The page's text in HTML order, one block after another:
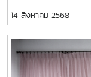
บุคลากรมหาวิทยาลั
ทรัพย์สินและกิจการ
โอกาสนี้ รองศาสต
มหาวิทยาลัยแม่โจ้ ใ
14 สิงหาคม 2568